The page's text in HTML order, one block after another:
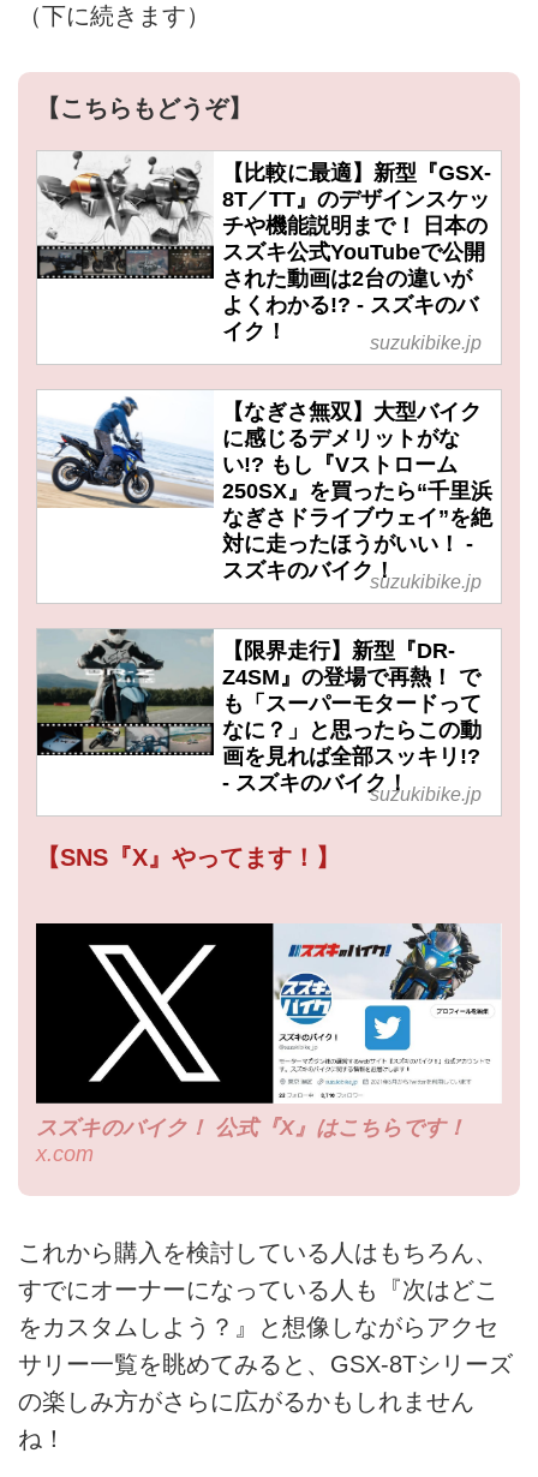
（下に続きます）
【こちらもどうぞ】
【比較に最適】新型『GSX-
8T／TT』のデザインスケッ
チや機能説明まで！ 日本の
スズキ公式YouTubeで公開
された動画は2台の違いが
よくわかる!? - スズキのバ
イク！
suzukibike.jp
【なぎさ無双】大型バイク
に感じるデメリットがな
い!? もし『Vストローム
250SX』を買ったら“千里浜
なぎさドライブウェイ”を絶
対に走ったほうがいい！ -
スズキのバイク！suzukibike.jp
【限界走行】新型『DR-
Z4SM』の登場で再熱！ で
も「スーパーモタードって
なに？」と思ったらこの動
画を見れば全部スッキリ!?
- スズキのバイク！suzukibike.jp
【SNS『X』やってます！】
スズキのバイク！ 公式『X』はこちらです！
x.com
これから購入を検討している人はもちろん、
すでにオーナーになっている人も『次はどこ
をカスタムしよう？』と想像しながらアクセ
サリー一覧を眺めてみると、GSX-8Tシリーズ
の楽しみ方がさらに広がるかもしれません
ね！